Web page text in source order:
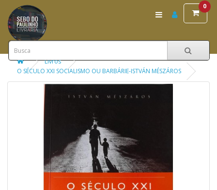
0
Livros
O SÉCULO XXI SOCIALISMO OU BARBÁRIE-ISTVÁN MÉSZÁROS